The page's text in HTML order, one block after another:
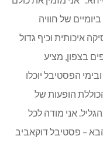
של חוויה
איכותית וכיף גדול
בצפון, מציע
הפסטיבל יוכלו
הופעות של
אני מודה לכל
– פסטיבל דוקאביב